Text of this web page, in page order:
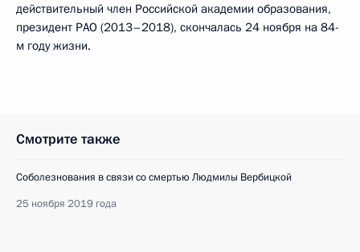
действительный член Российской академии образования,
президент РАО (2013–2018), скончалась 24 ноября на 84-
м году жизни.
Смотрите также
Соболезнования в связи со смертью Людмилы Вербицкой
25 ноября 2019 года